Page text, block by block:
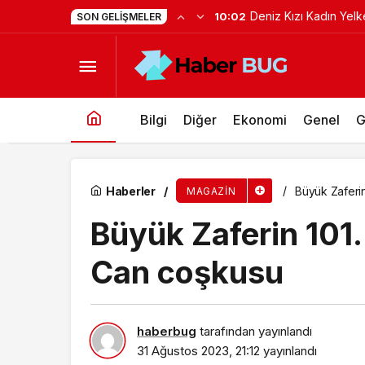
SON GELIŞMELER 10:02 Deniz Kızı Kadın
Bilgi Diğer Ekonomi Genel
Haberler MAGAZIN Büyük
Büyük Zaferin
Can coşkusu
haberbug tarafından yayınlandı
31 Ağustos 2023, 21:12 yayınlandı
Hepsiburada’nın, Kıvanç Tatlıtuğ’lu ilk